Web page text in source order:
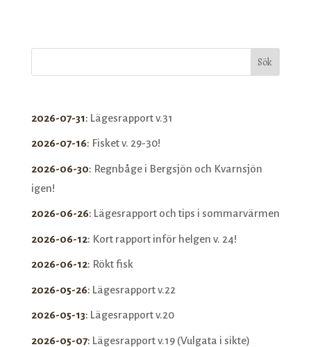
Sök
2026-07-31: Lägesrapport v.31
2026-07-16: Fisket v. 29-30!
2026-06-30: Regnbåge i Bergsjön och Kvarnsjön
igen!
2026-06-26: Lägesrapport och tips i sommarvärmen
2026-06-12: Kort rapport inför helgen v. 24!
2026-06-12: Rökt fisk
2026-05-26: Lägesrapport v.22
2026-05-13: Lägesrapport v.20
2026-05-07: Lägesrapport v.19 (Vulgata i sikte)